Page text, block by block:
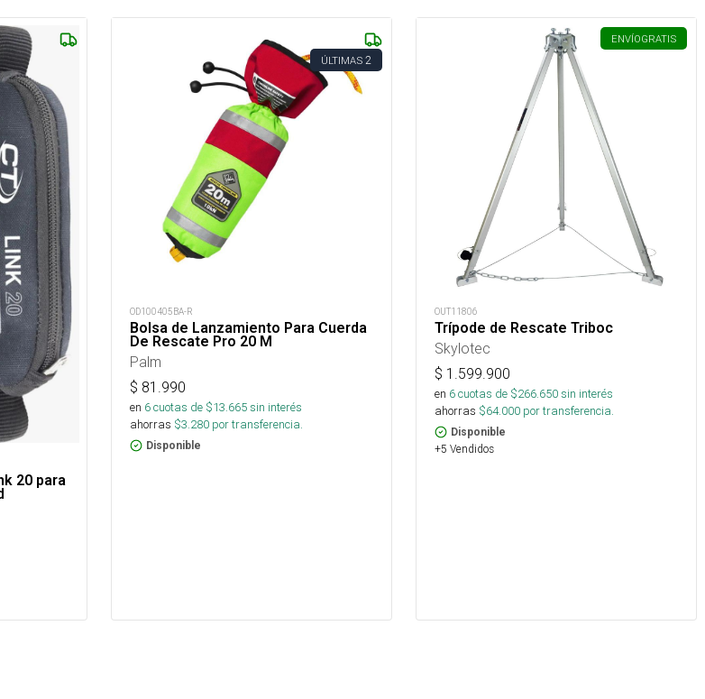
20 para
ÚLTIMAS 2
OD100405BA-R
Bolsa de Lanzamiento Para Cuerda
De Rescate Pro 20 M
Palm
$ 81.990
en 6cuotas de $13.665sin interés
ahorras $3.280 por transferencia.
Disponible
ENVÍOGRATIS
OUT11806
Trípode de Rescate Triboc
Skylotec
$ 1.599.900
en 6cuotas de $266.650sin interés
ahorras $64.000 por transferencia.
Disponible
+5 Vendidos